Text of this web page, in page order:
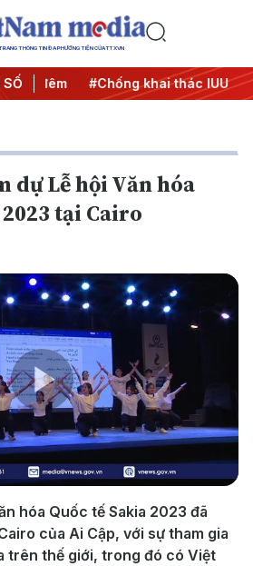
THÔNG TIN ĐA PHƯƠNG TIỆN CỦA TTXVN
đêm #Chống khai thác IUU
dự Lễ hội Văn hóa
tại Cairo
Play
Video
hóa Quốc tế Sakia 2023 đã
của Ai Cập, với sự tham gia
trên thế giới, trong đó có Việt